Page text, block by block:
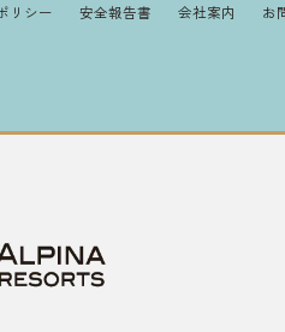
リシー 安全報告書 会社案内 お